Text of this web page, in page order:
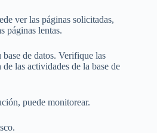
ver las páginas solicitadas,
páginas lentas.
de datos. Verifique las
las actividades de la base de
puede monitorear.